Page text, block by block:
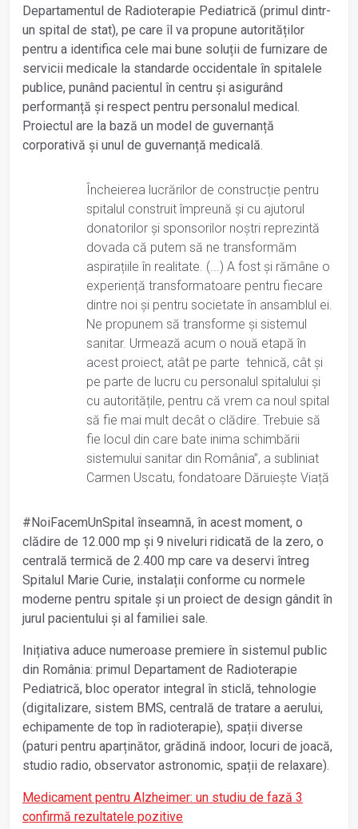
Departamentul de Radioterapie Pediatrică (primul dintr-
un spital de stat), pe care îl va propune autorităților
pentru a identifica cele mai bune soluții de furnizare de
servicii medicale la standarde occidentale în spitalele
publice, punând pacientul în centru și asigurând
performanță și respect pentru personalul medical.
Proiectul are la bază un model de guvernanță
corporativă și unul de guvernanță medicală.
Încheierea lucrărilor de construcție pentru
spitalul construit împreună și cu ajutorul
donatorilor și sponsorilor noștri reprezintă
dovada că putem să ne transformăm
aspirațiile în realitate. (...) A fost și rămâne o
experiență transformatoare pentru fiecare
dintre noi și pentru societate în ansamblul ei.
Ne propunem să transforme și sistemul
sanitar. Urmează acum o nouă etapă în
acest proiect, atât pe parte tehnică, cât și
pe parte de lucru cu personalul spitalului și
cu autoritățile, pentru că vrem ca noul spital
să fie mai mult decât o clădire. Trebuie să
fie locul din care bate inima schimbării
sistemului sanitar din România”, a subliniat
Carmen Uscatu, fondatoare Dăruiește Viață
#NoiFacemUnSpital înseamnă, în acest moment, o
clădire de 12.000 mp și 9 niveluri ridicată de la zero, o
centrală termică de 2.400 mp care va deservi întreg
Spitalul Marie Curie, instalații conforme cu normele
moderne pentru spitale și un proiect de design gândit în
jurul pacientului și al familiei sale.
Inițiativa aduce numeroase premiere în sistemul public
din România: primul Departament de Radioterapie
Pediatrică, bloc operator integral în sticlă, tehnologie
(digitalizare, sistem BMS, centrală de tratare a aerului,
echipamente de top în radioterapie), spații diverse
(paturi pentru aparținător, grădină indoor, locuri de joacă,
studio radio, observator astronomic, spații de relaxare).
Medicament pentru Alzheimer: un studiu de fază 3
confirmă rezultatele pozitive